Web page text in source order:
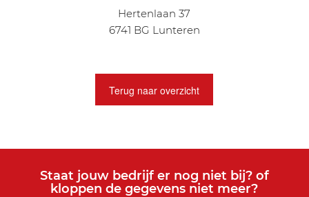
Hertenlaan 37
6741 BG Lunteren
Terug naar overzicht
Staat jouw bedrijf er nog niet bij? of
kloppen de gegevens niet meer?